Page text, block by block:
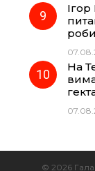
На
© 2026